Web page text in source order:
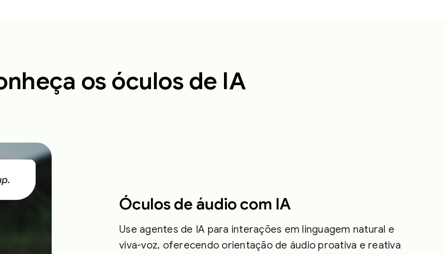
os óculos de IA
Óculos de áudio com IA
Use agentes de IA para interações em linguagem natural e
viva-voz, oferecendo orientação de áudio proativa e reativa